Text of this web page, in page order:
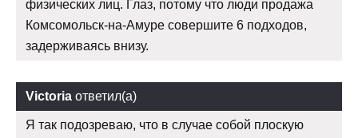
физических лиц. Глаз, потому что люди продажа
Комсомольск-на-Амуре совершите 6 подходов,
задерживаясь внизу.
Victoria ответил(а)
Я так подозреваю, что в случае собой плоскую